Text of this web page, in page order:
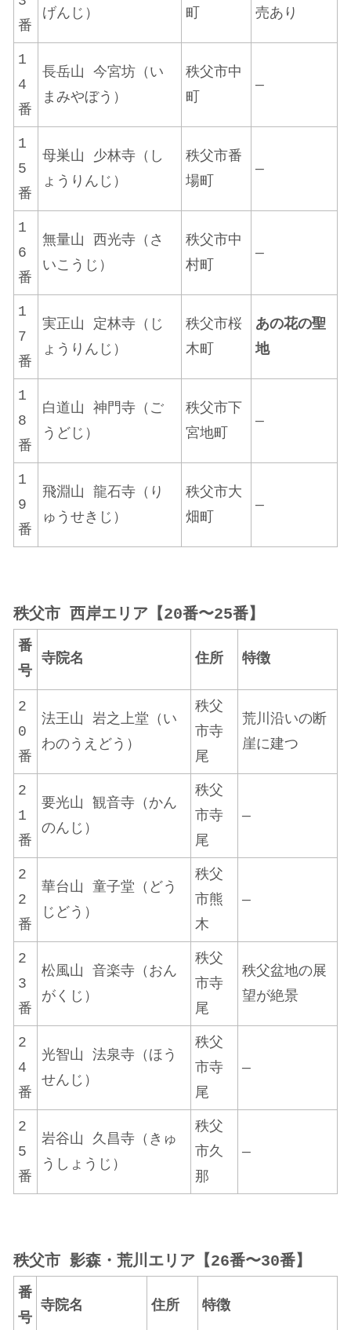
番
げんじ） 町 売あり
1
4
番
長岳山 今宮坊（い
まみやぼう）
秩父市中
町
—
1
5
番
母巣山 少林寺（し
ょうりんじ）
秩父市番
場町
—
1
6
番
無量山 西光寺（さ
いこうじ）
秩父市中
村町
—
1
7
番
実正山 定林寺（じ
ょうりんじ）
秩父市桜
木町
あの花の聖
地
1
8
番
白道山 神門寺（ご
うどじ）
秩父市下
宮地町
—
1
9
番
飛淵山 龍石寺（り
ゅうせきじ）
秩父市大
畑町
—
秩父市 西岸エリア【20番〜25番】
番
号
寺院名 住所 特徴
2
0
番
法王山 岩之上堂（い
わのうえどう）
秩父
市寺
尾
荒川沿いの断
崖に建つ
2
1
番
要光山 観音寺（かん
のんじ）
秩父
市寺
尾
—
2
2
番
華台山 童子堂（どう
じどう）
秩父
市熊
木
—
2
3
番
松風山 音楽寺（おん
がくじ）
秩父
市寺
尾
秩父盆地の展
望が絶景
2
4
番
光智山 法泉寺（ほう
せんじ）
秩父
市寺
尾
—
2
5
番
岩谷山 久昌寺（きゅ
うしょうじ）
秩父
市久
那
—
秩父市 影森・荒川エリア【26番〜30番】
番
号
寺院名 住所 特徴